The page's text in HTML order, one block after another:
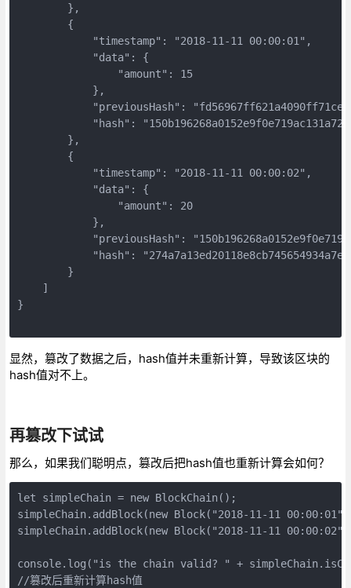
        },
        {
            "timestamp": "2018-11-11 00:00:01",
            "data": {
                "amount": 15
            },
"previousHash":
"hash":
        },
        {
            "timestamp": "2018-11-11 00:00:02",
            "data": {
                "amount": 20
            },
"previousHash":
"hash":
        }
    ]
}
显然，篡改了数据之后，hash值并未重新计算，导致该区块的
hash值对不上。
再篡改下试试
那么，如果我们聪明点，篡改后把hash值也重新计算会如何？
let simpleChain = new BlockChain();
simpleChain.addBlock(new Block("2018-11-11
simpleChain.addBlock(new Block("2018-11-11
console.log("is the chain valid? " +
//篡改后重新计算hash值